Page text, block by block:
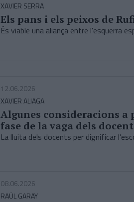
XAVIER SERRA
Els pans i els peixos de
És viable una aliança entre l'esquerra
12.06.2026
XAVIER ALIAGA
Algunes consideracions a
fase de la vaga dels
La lluita dels docents per dignificar
08.06.2026
RAÜL GARAY